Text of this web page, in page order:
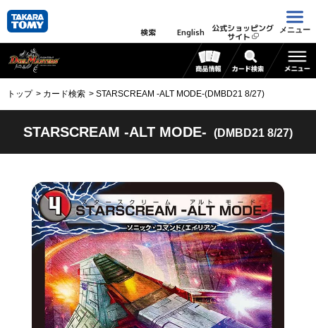
検索 English 公式ショッピング
サイト
メニュー
トップ カード検索 STARSCREAM -ALT MODE-(DMBD21 8/27)
STARSCREAM -ALT MODE- (DMBD21 8/27)